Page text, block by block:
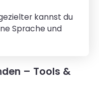
kannst du
Sprache und
– Tools &